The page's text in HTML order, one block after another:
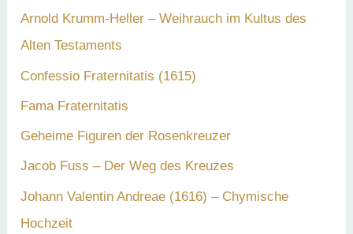
Arnold Krumm-Heller – Weihrauch im Kultus des
Alten Testaments
Confessio Fraternitatis (1615)
Fama Fraternitatis
Geheime Figuren der Rosenkreuzer
Jacob Fuss – Der Weg des Kreuzes
Johann Valentin Andreae (1616) – Chymische
Hochzeit